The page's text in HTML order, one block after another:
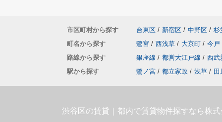
市区町村から探す 台東区 / 新宿区 / 中野区 / 杉
町名から探す
鷺宮 / 西浅草 / 大京町 / 今戸
路線から探す
銀座線 / 都営大江戸線 / 西
駅から探す
鷺ノ宮 / 都立家政 / 浅草 / 田
渋谷区の賃貸｜都内で賃貸物件探すなら株